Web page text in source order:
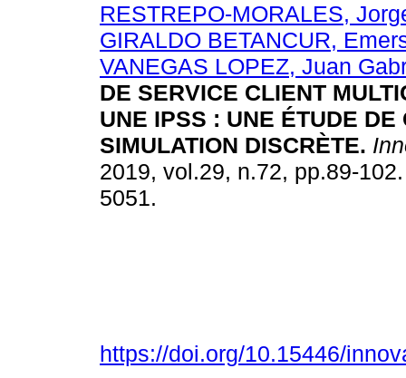
RESTREPO-MORALES,
GIRALDO BETANCUR,
VANEGAS LOPEZ, Juan
DE SERVICE CLIENT
UNE IPSS : UNE ÉTUDE DE
SIMULATION DISCRÈTE.
2019, vol.29, n.72, pp.89-
5051.
https://doi.org/10.15446/